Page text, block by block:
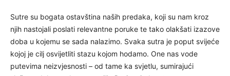
Sutre su bogata ostavština naših predaka, koji su nam kroz
njih nastojali poslati relevantne poruke te tako olakšati izazove
doba u kojemu se sada nalazimo. Svaka sutra je poput svijeće
kojoj je cilj osvijetliti stazu kojom hodamo. One nas vode
putevima neizvjesnosti – od tame ka svjetlu, sumirajući